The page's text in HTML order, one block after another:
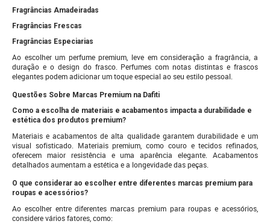
Fragrâncias Amadeiradas
Fragrâncias Frescas
Fragrâncias Especiarias
Ao escolher um perfume premium, leve em consideração a fragrância, a
duração e o design do frasco. Perfumes com notas distintas e frascos
elegantes podem adicionar um toque especial ao seu estilo pessoal.
Questões Sobre Marcas Premium na Dafiti
Como a escolha de materiais e acabamentos impacta a durabilidade e
estética dos produtos premium?
Materiais e acabamentos de alta qualidade garantem durabilidade e um
visual sofisticado. Materiais premium, como couro e tecidos refinados,
oferecem maior resistência e uma aparência elegante. Acabamentos
detalhados aumentam a estética e a longevidade das peças.
O que considerar ao escolher entre diferentes marcas premium para
roupas e acessórios?
Ao escolher entre diferentes marcas premium para roupas e acessórios,
considere vários fatores, como: